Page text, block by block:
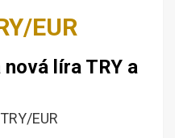
EUR
líra TRY a